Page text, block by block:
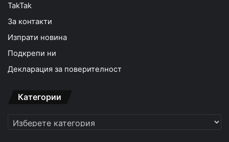
TakTak
За контакти
Изпрати новина
Подкрепи ни
Декларация за поверителност
Категории
Категории